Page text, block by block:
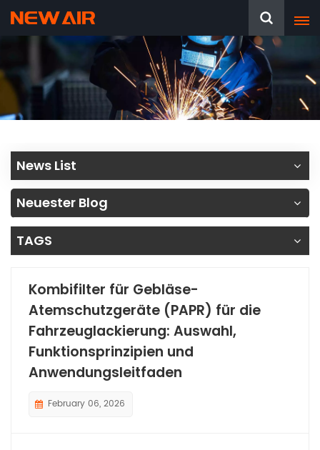
News List
Neuester Blog
TAGS
Kombifilter für Gebläse-
Atemschutzgeräte (PAPR) für die
Fahrzeuglackierung: Auswahl,
Funktionsprinzipien und
Anwendungsleitfaden
February 06, 2026